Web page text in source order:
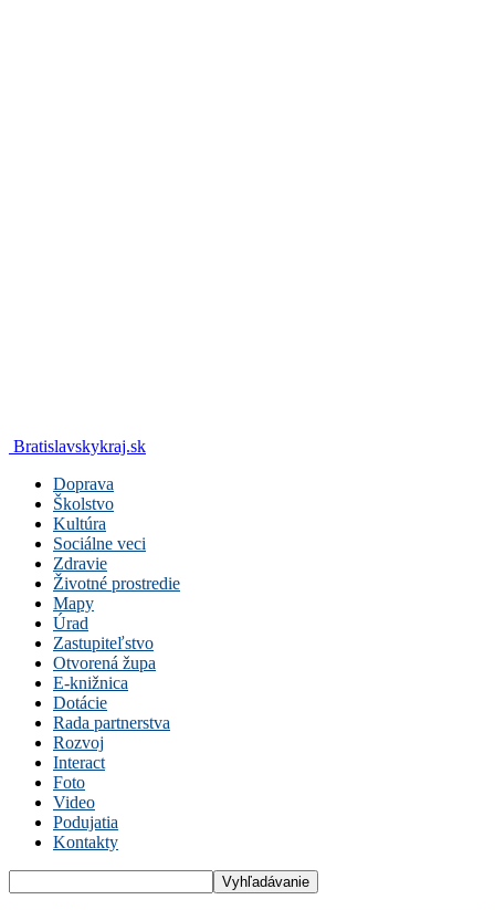
Bratislavskykraj.sk
Doprava
Školstvo
Kultúra
Sociálne veci
Zdravie
Životné prostredie
Mapy
Úrad
Zastupiteľstvo
Otvorená župa
E-knižnica
Dotácie
Rada partnerstva
Rozvoj
Interact
Foto
Video
Podujatia
Kontakty